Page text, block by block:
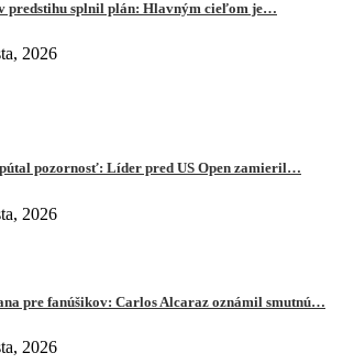
predstihu splnil plán: Hlavným cieľom je…
2026
pozornosť: Líder pred US Open zamieril…
2026
pre fanúšikov: Carlos Alcaraz oznámil smutnú…
2026